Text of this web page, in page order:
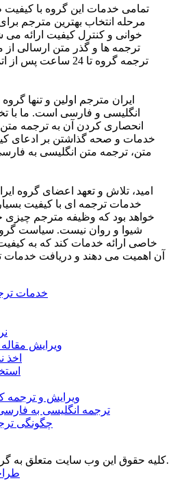
تمامی خدمات این گروه با
مرحله انتخاب بهترین مترجم
خوانی و کنترل کیفیت ارائه
ترجمه ها و گذر متن ارسالی
ترجمه گروه تا 24
ایران مترجم اولین و تنها
انگلیسی و فارسی است. ما
انحصاری کردن آن به ترجمه متن،
خدمات و صحه گذاشتن بر ادعای
متن، ترجمه متن انگلیسی به
امید، تلاش و تعهد اعضای گروه
خدمات ترجمه ای با کیفیت
خواهد بود که وظیفه مترجم چیزی
شیوا و روان نیست. سیاست
خاصی ارائه خدمات کند که به
آن اهمیت می دهند و دریافت
خدمات
ویرایش
اخذ
ویرایش و ترجمه
ترجمه انگلیسی به
چگونگی
کلیه حقوق این وب سایت متعلق به گروه ترجمۀ ایران مترجم است.